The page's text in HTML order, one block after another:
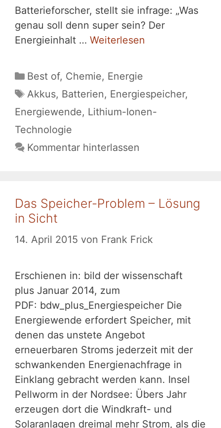
Batterieforscher, stellt sie infrage: „Was
genau soll denn super sein? Der
Energieinhalt … Weiterlesen
Kategorien
Best of, Chemie, Energie
Schlagwörter
Akkus, Batterien, Energiespeicher,
Energiewende, Lithium-Ionen-
Technologie
Kommentar hinterlassen
Das Speicher-Problem – Lösung
in Sicht
14. April 2015 von Frank Frick
Erschienen in: bild der wissenschaft
plus Januar 2014, zum
PDF: bdw_plus_Energiespeicher Die
Energiewende erfordert Speicher, mit
denen das unstete Angebot
erneuerbaren Stroms jederzeit mit der
schwankenden Energienachfrage in
Einklang gebracht werden kann. Insel
Pellworm in der Nordsee: Übers Jahr
erzeugen dort die Windkraft- und
Solaranlagen dreimal mehr Strom, als die